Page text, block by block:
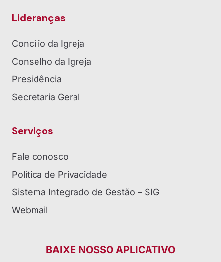
Lideranças
Concílio da Igreja
Conselho da Igreja
Presidência
Secretaria Geral
Serviços
Fale conosco
Política de Privacidade
Sistema Integrado de Gestão – SIG
Webmail
BAIXE NOSSO APLICATIVO